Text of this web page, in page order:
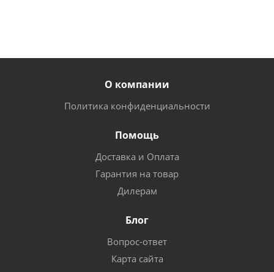
О компании
Политика конфиденциальности
Помощь
Доставка и Оплата
Гарантия на товар
Дилерам
Блог
Вопрос-ответ
Карта сайта